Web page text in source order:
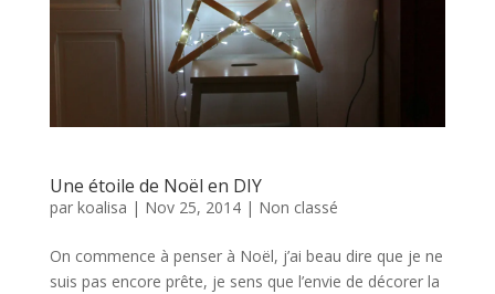
Une étoile de Noël en DIY
par koalisa | Nov 25, 2014| Non classé
On commence à penser à Noël, j’ai beau dire que je ne
suis pas encore prête, je sens que l’envie de décorer la